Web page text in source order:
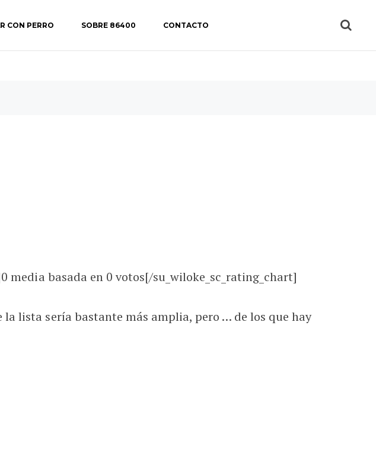
CON PERRO SOBRE 86400 CONTACTO
0media basada en 0 votos[/su_wiloke_sc_rating_chart]
la lista sería bastante más amplia, pero … de los que hay